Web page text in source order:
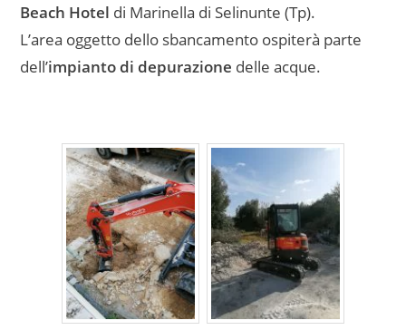
Beach Hotel di Marinella di Selinunte (Tp).
L’area oggetto dello sbancamento ospiterà parte
dell’impianto di depurazione delle acque.